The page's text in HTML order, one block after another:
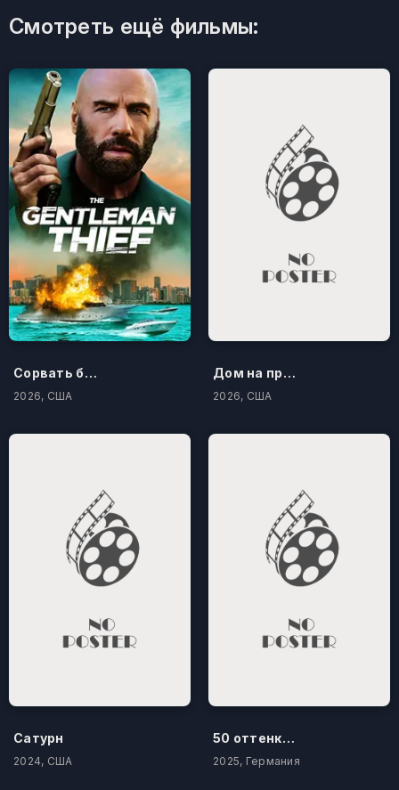
Смотреть ещё фильмы:
Сорвать банк 3: Вор-джентльмен
2026, США
Дом на проклятом холме
2026, США
Сатурн
2024, США
50 оттенков бестселлера
2025, Германия